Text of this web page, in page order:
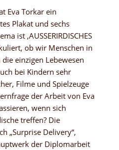
Eva Torkar ein
Plakat und sechs
ist ‚AUSSERIRDISCHES
ob wir Menschen in
einzigen Lebewesen
bei Kindern sehr
Filme und Spielzeuge
der Arbeit von Eva
wenn sich
treffen? Die
„Surprise Delivery“,
der Diplomarbeit